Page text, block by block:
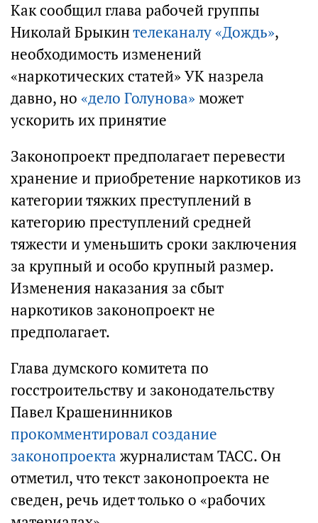
Как сообщил глава рабочей группы
Николай Брыкинтелеканалу «Дождь»,
необходимость изменений
«наркотических статей» УК назрела
давно, но «дело Голунова»может
ускорить их принятие
Законопроект предполагает перевести
хранение и приобретение наркотиков из
категории тяжких преступлений в
категорию преступлений средней
тяжести и уменьшить сроки заключения
за крупный и особо крупный размер.
Изменения наказания за сбыт
наркотиков законопроект не
предполагает.
Глава думского комитета по
госстроительству и законодательству
Павел Крашенинников
прокомментировал создание
законопроекта журналистам ТАСС. Он
отметил, что текст законопроекта не
сведен, речь идет только о «рабочих